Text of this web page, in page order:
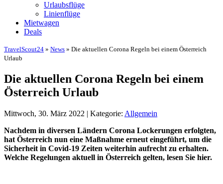
Urlaubsflüge
Linienflüge
Mietwagen
Deals
TravelScout24 » News » Die aktuellen Corona Regeln bei einem Österreich
Urlaub
Die aktuellen Corona Regeln bei einem
Österreich Urlaub
Mittwoch, 30. März 2022 | Kategorie: Allgemein
Nachdem in diversen Ländern Corona Lockerungen erfolgten,
hat Österreich nun eine Maßnahme erneut eingeführt, um die
Sicherheit in Covid-19 Zeiten weiterhin aufrecht zu erhalten.
Welche Regelungen aktuell in Österreich gelten, lesen Sie hier.